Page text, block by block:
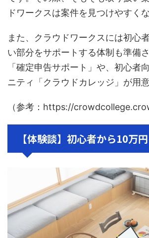
ドワークスは案件を見つけやすくな
また、クラウドワークスには初心
い部分をサポートする体制も準備
「確定申告サポート」や、初心者
ニティ「クラウドカレッジ」が用
（参考：https://
【体験談】初心者から10万